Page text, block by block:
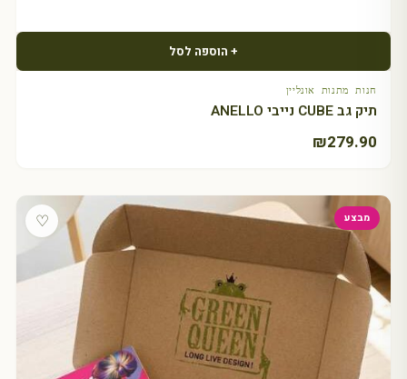
+ הוספה לסל
חנות מתנות אונליין
תיק גב CUBE נייבי ANELLO
₪279.90
מבצע ♡